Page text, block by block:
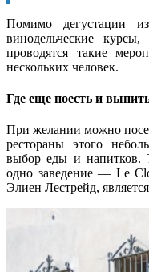
Помимо дегустации
винодельческие
проводятся такие
нескольких человек.
Где еще поесть и
При желании можно
рестораны этого
выбор еды и напитков.
одно заведение — Le
Элиен Лестрейд,